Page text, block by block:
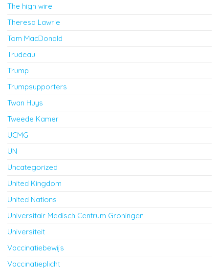
The high wire
Theresa Lawrie
Tom MacDonald
Trudeau
Trump
Trumpsupporters
Twan Huys
Tweede Kamer
UCMG
UN
Uncategorized
United Kingdom
United Nations
Universitair Medisch Centrum Groningen
Universiteit
Vaccinatiebewijs
Vaccinatieplicht